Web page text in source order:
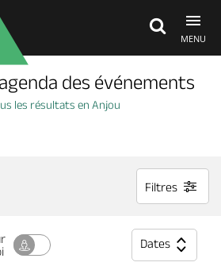
MENU
des événements
les résultats en Anjou
Filtres
Dates